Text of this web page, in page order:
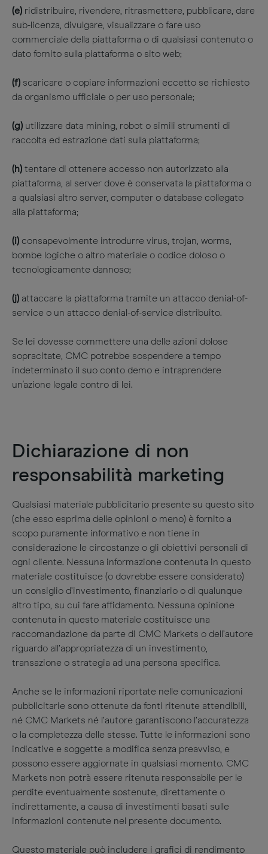
(e) ridistribuire, rivendere, ritrasmettere, pubblicare, dare
sub-licenza, divulgare, visualizzare o fare uso
commerciale della piattaforma o di qualsiasi contenuto o
dato fornito sulla piattaforma o sito web;
(f) scaricare o copiare informazioni eccetto se richiesto
da organismo ufficiale o per uso personale;
(g) utilizzare data mining, robot o simili strumenti di
raccolta ed estrazione dati sulla piattaforma;
(h) tentare di ottenere accesso non autorizzato alla
piattaforma, al server dove è conservata la piattaforma o
a qualsiasi altro server, computer o database collegato
alla piattaforma;
(i) consapevolmente introdurre virus, trojan, worms,
bombe logiche o altro materiale o codice doloso o
tecnologicamente dannoso;​​​​​​​​​
(j) attaccare la piattaforma tramite un attacco denial-of-
service o un attacco denial-of-service distribuito.
Se lei dovesse commettere una delle azioni dolose
sopracitate, CMC potrebbe sospendere a tempo
indeterminato il suo conto demo e intraprendere
un'azione legale contro di lei.
Dichiarazione di non
responsabilità marketing
Qualsiasi materiale pubblicitario presente su questo sito
(che esso esprima delle opinioni o meno) è fornito a
scopo puramente informativo e non tiene in
considerazione le circostanze o gli obiettivi personali di
ogni cliente. Nessuna informazione contenuta in questo
materiale costituisce (o dovrebbe essere considerato)
un consiglio d’investimento, finanziario o di qualunque
altro tipo, su cui fare affidamento. Nessuna opinione
contenuta in questo materiale costituisce una
raccomandazione da parte di CMC Markets o dell’autore
riguardo all’appropriatezza di un investimento,
transazione o strategia ad una persona specifica.
Anche se le informazioni riportate nelle comunicazioni
pubblicitarie sono ottenute da fonti ritenute attendibili,
né CMC Markets né l’autore garantiscono l’accuratezza
o la completezza delle stesse. Tutte le informazioni sono
indicative e soggette a modifica senza preavviso, e
possono essere aggiornate in qualsiasi momento. CMC
Markets non potrà essere ritenuta responsabile per le
perdite eventualmente sostenute, direttamente o
indirettamente, a causa di investimenti basati sulle
informazioni contenute nel presente documento.
Questo materiale può includere i grafici di rendimento